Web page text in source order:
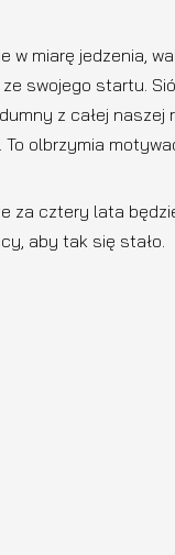
w miarę jedzenia,
swojego startu.
z całej naszej
To olbrzymia
za cztery lata
aby tak się stało.